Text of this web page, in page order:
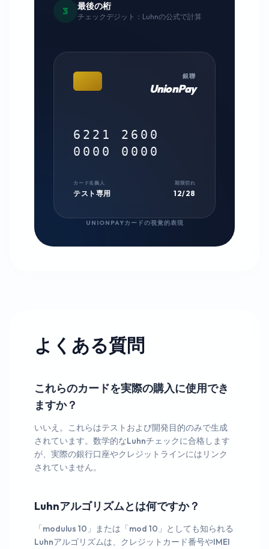
3 最後の桁
チェックデジット：Luhnの公式で計算
銀聯
UnionPay
6221 2600
0000 0000
カード名義人
テスト専用
期限切れ
12/28
UNIONPAYカードの視覚的表現
よくある質問
これらのカードを実際の購入に使用でき
ますか？
いいえ。これらはテストおよび開発目的のみで生成
されています。数学的なLuhnチェックに合格します
が、実際の銀行口座やクレジットラインにはリンク
されていません。
Luhnアルゴリズムとは何ですか？
「modulus 10」または「mod 10」としても知られる
Luhnアルゴリズムは、クレジットカード番号やIMEI